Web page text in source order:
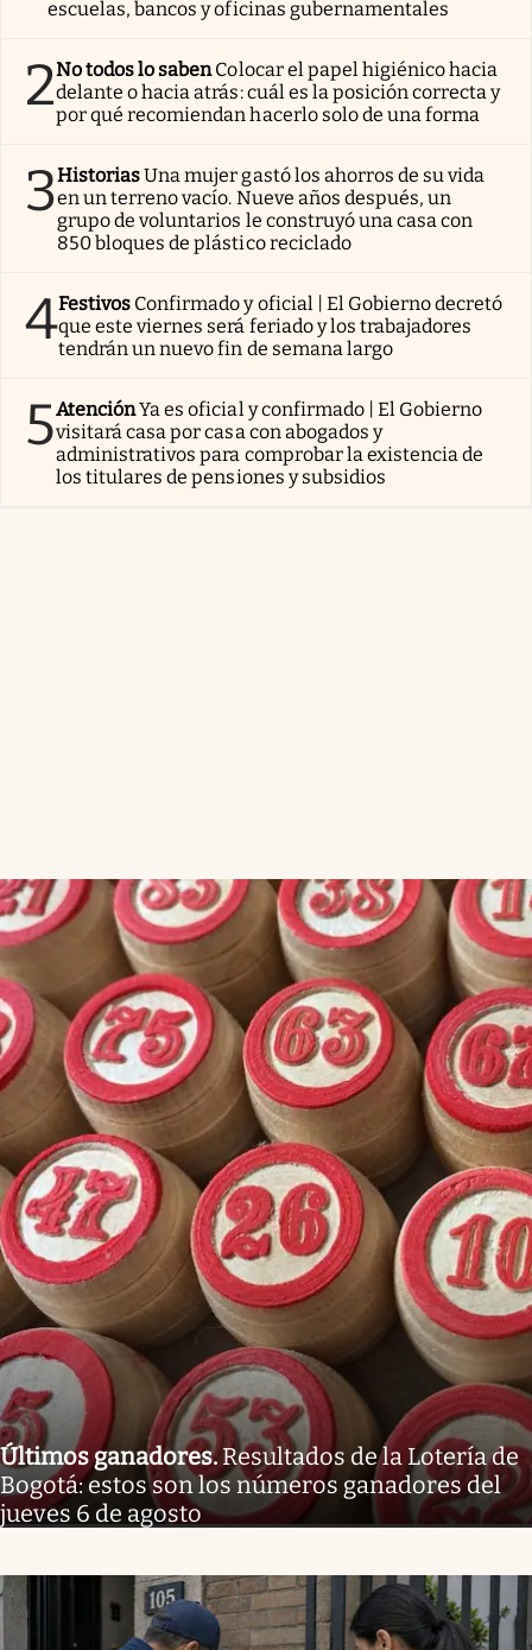
escuelas, bancos y oficinas gubernamentales
2No todos lo sabenColocar el papel higiénico hacia
delante o hacia atrás: cuál es la posición correcta y
por qué recomiendan hacerlo solo de una forma
3HistoriasUna mujer gastó los ahorros de su vida
en un terreno vacío. Nueve años después, un
grupo de voluntarios le construyó una casa con
850 bloques de plástico reciclado
4Festivos Confirmado y oficial | El Gobierno decretó
que este viernes será feriado y los trabajadores
tendrán un nuevo fin de semana largo
5AtenciónYa es oficial y confirmado | El Gobierno
visitará casa por casa con abogados y
administrativos para comprobar la existencia de
los titulares de pensiones y subsidios
Últimos ganadores. Resultados de la Lotería de
Bogotá: estos son los números ganadores del
jueves 6 de agosto